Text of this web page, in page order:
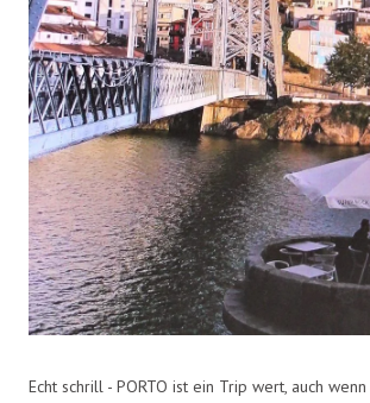
Echt schrill - PORTO ist ein Trip wert, auch